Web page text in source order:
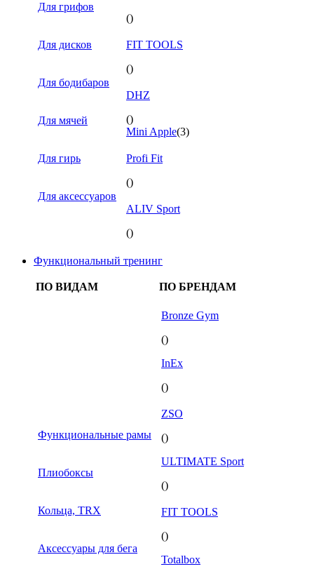
Для грифов
Для дисков
Для бодибаров
Для мячей
Для гирь
Для аксессуаров
()
FIT TOOLS
()
DHZ
()
Mini Apple(3)
Profi Fit
()
ALIV Sport
()
Функциональный тренинг
ПО ВИДАМ ПО БРЕНДАМ
Функциональные рамы
Плиобоксы
Кольца, TRX
Аксессуары для бега
Bronze Gym
()
InEx
()
ZSO
()
ULTIMATE Sport
()
FIT TOOLS
()
Totalbox